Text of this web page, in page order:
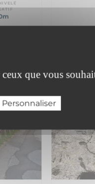
que vous
Personnaliser